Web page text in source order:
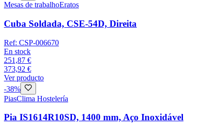
Mesas de trabalhoEratos
Cuba Soldada, CSE-54D, Direita
Ref: CSP-006670
En stock
251,87 €
373,92 €
Ver producto
-38%
PiasClima Hostelería
Pia IS1614R10SD, 1400 mm, Aço Inoxidável